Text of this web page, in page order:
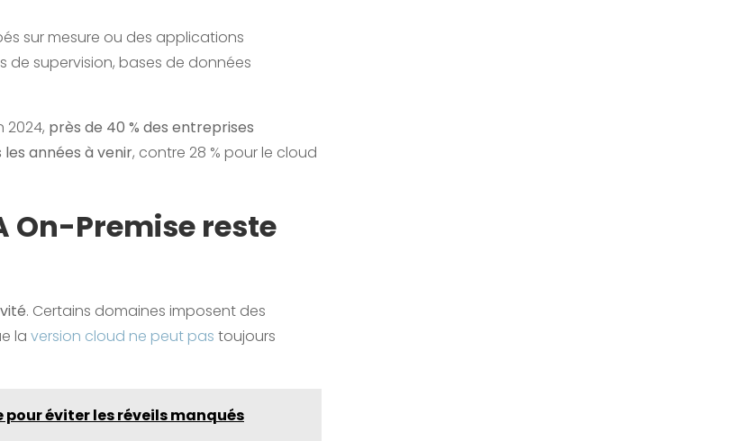
sur mesure ou des applications
de supervision, bases de données
2024, près de 40 % des entreprises
années à venir, contre 28 % pour le cloud
On-Premise reste
. Certains domaines imposent des
la version cloud ne peut pas toujours
éviter les réveils manqués